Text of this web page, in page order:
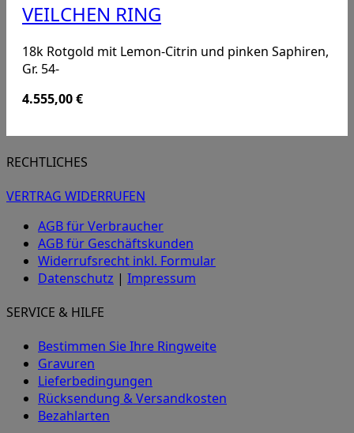
VEILCHEN RING
18k Rotgold mit Lemon-Citrin und pinken Saphiren,
Gr. 54-
4.555,00€
RECHTLICHES
VERTRAG WIDERRUFEN
AGB für Verbraucher
AGB für Geschäftskunden
Widerrufsrecht inkl. Formular
Datenschutz | Impressum
SERVICE & HILFE
Bestimmen Sie Ihre Ringweite
Gravuren
Lieferbedingungen
Rücksendung & Versandkosten
Bezahlarten